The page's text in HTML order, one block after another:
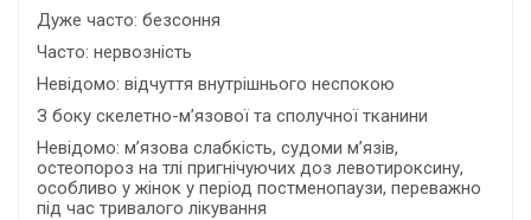
Дуже часто: безсоння
Часто: нервозність
Невідомо: відчуття внутрішнього неспокою
З боку скелетно-м’язової та сполучної тканини
Невідомо: м’язова слабкість, судоми м’язів,
остеопороз на тлі пригнічуючих доз левотироксину,
особливо у жінок у період постменопаузи, переважно
під час тривалого лікування